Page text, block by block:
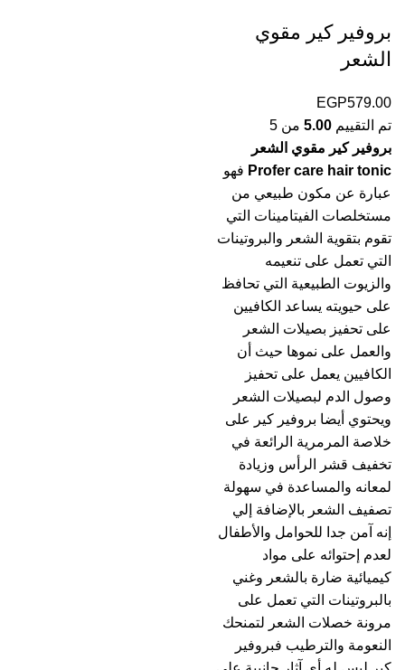
بروفير كير مقوي
الشعر
EGP579.00
تم التقييم 5.00 من 5
بروفير كير مقوي الشعر
Profer care hair tonic فهو
عبارة عن مكون طبيعي من
مستخلصات الفيتامينات التي
تقوم بتقوية الشعر والبروتينات
التي تعمل على تنعيمه
والزيوت الطبيعية التي تحافظ
على حيويته يساعد الكافيين
على تحفيز بصيلات الشعر
والعمل على نموها حيث أن
الكافيين يعمل على تحفيز
وصول الدم لبصيلات الشعر
ويحتوي أيضا بروفير كير على
خلاصة المرمرية الرائعة في
تخفيف قشر الرأس وزيادة
لمعانه والمساعدة في سهولة
تصفيف الشعر بالإضافة إلي
إنه آمن جدا للحوامل والأطفال
لعدم إحتوائه على مواد
كيميائية ضارة بالشعر وغني
بالبروتينات التي تعمل على
مرونة خصلات الشعر لتمنحك
النعومة والترطيب فبروفير